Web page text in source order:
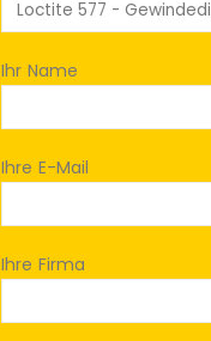
Ihr Name
Ihre E-Mail
Ihre Firma